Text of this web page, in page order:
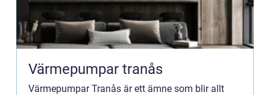
Värmepumpar tranås
Värmepumpar Tranås är ett ämne som blir allt